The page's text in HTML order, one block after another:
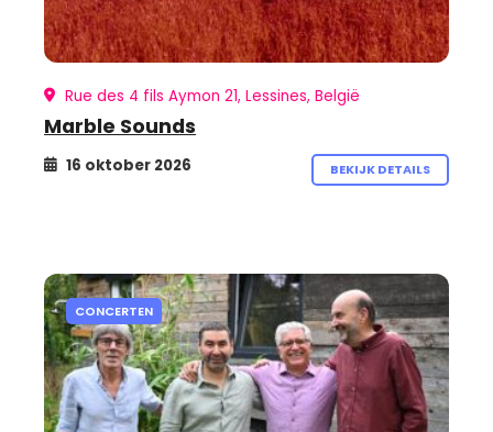
Rue des 4 fils Aymon 21, Lessines, België
Marble Sounds
16 oktober 2026 BEKIJK DETAILS
CONCERTEN